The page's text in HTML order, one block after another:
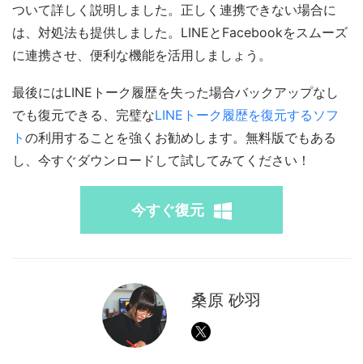
ついて詳しく説明しました。正しく連携できない場合に
は、対処法も提供しました。LINEとFacebookをスムーズ
に連携させ、便利な機能を活用しましょう。
最後にはLINEトーク履歴を失った場合バックアップなし
でも復元できる、完璧なLINEトーク履歴を復元するソフ
ト の利用することを強くお勧めします。無料版でもある
し、今すぐダウンロードして試してみてください！
今すぐ復元
桑原 砂羽